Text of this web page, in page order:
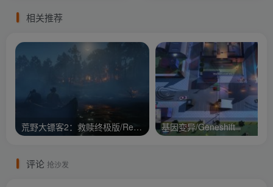
相关推荐
荒野大镖客2：救赎终极版/Red Dead Redemption 2: Ult 基因变异/Geneshift
评论 抢沙发